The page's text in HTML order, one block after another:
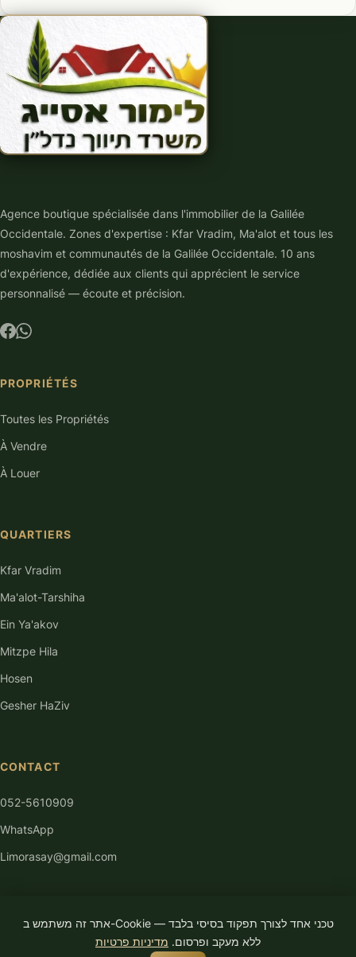
Agence boutique spécialisée dans l'immobilier de la Galilée
Occidentale. Zones d'expertise : Kfar Vradim, Ma'alot et tous les
moshavim et communautés de la Galilée Occidentale. 10 ans
d'expérience, dédiée aux clients qui apprécient le service
personnalisé — écoute et précision.
PROPRIÉTÉS
Toutes les Propriétés
À Vendre
À Louer
QUARTIERS
Kfar Vradim
Ma'alot-Tarshiha
Ein Ya'akov
Mitzpe Hila
Hosen
Gesher HaZiv
CONTACT
052-5610909
WhatsApp
Limorasay@gmail.com
אתר זה משתמש ב-Cookie טכני אחד לצורך תפקוד בסיסי בלבד —
ללא מעקב ופרסום. מדיניות פרטיות